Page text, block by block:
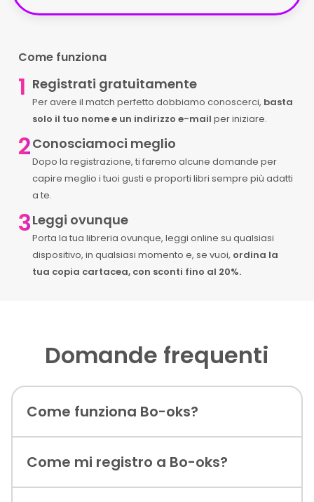
Come funziona
1 Registrati gratuitamente
Per avere il match perfetto dobbiamo conoscerci, basta
solo il tuo nome e un indirizzo e-mail per iniziare.
2Conosciamoci meglio
Dopo la registrazione, ti faremo alcune domande per
capire meglio i tuoi gusti e proporti libri sempre più adatti
a te.
3Leggi ovunque
Porta la tua libreria ovunque, leggi online su qualsiasi
dispositivo, in qualsiasi momento e, se vuoi, ordina la
tua copia cartacea, con sconti fino al 20%.
Domande frequenti
Come funziona Bo-oks?
Come mi registro a Bo-oks?